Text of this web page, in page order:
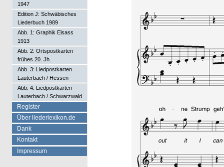
1947
Edition J: Schwäbisches
Liederbuch 1989
Abb. 1: Graphik Elsass
1913
Abb. 2: Ortspostkarten
frühes 20. Jh.
Abb. 3: Liedpostkarten
Lauterbach / Hessen
Abb. 4: Liedpostkarten
Lauterbach / Schwarzwald
Register
Über liederlexikon.de
Dank
Kontakt
Impressum